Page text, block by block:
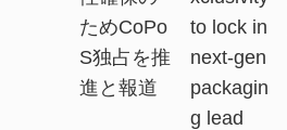
ためCoPo
S独占を推
進と報道
to lock in
next-gen
packagin
g lead